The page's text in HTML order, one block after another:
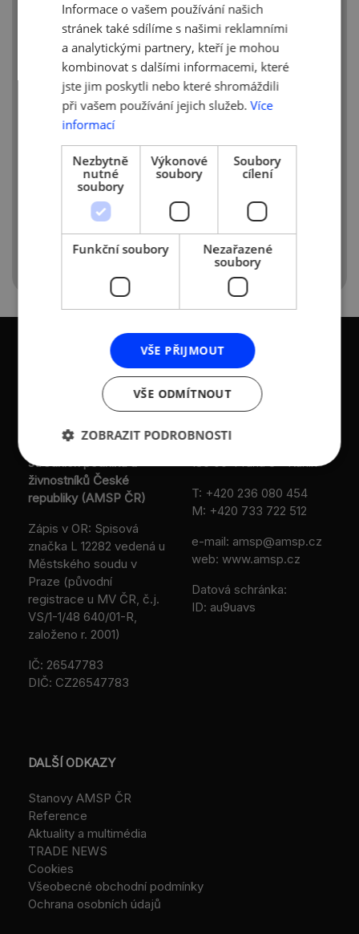
O hrazení testů na koronavirus bude vláda
jednat v pondělí 24. 5. 2021. Zvažuje dva
PCR testy hrazené z veřejného
zdravotního pojištění měsíčně a v červnu
ještě čtyři antigenní testy. V současné
době má každý nárok na antigenní test
jednou za tři dny.
Lidé mladší 40 let, kteří se až na vybrané
skupiny zatím ještě nemohou nechat
očkovat, a budou chtít jít třeba
ke kadeřníkovi nebo na koncert, si tak
budou muset testy zřejmě hradit sami.
Asociace malých a
středních podniků a
živnostníků České
republiky (AMSP ČR)
Zápis v OR: Spisová
značka L 12282 vedená u
Městského soudu v
Praze (původní
registrace u MV ČR, č.j.
VS/1-1/48 640/01-R,
založeno r. 2001)
IČ: 26547783
DIČ: CZ26547783
Sokolovská 100/94
T: +420 236 080 454
M: +420 733 722 512
e-mail: amsp@amsp.cz
web: www.amsp.cz
Datová schránka:
ID: au9uavs
DALŠÍ ODKAZY
Stanovy AMSP ČR
Reference
Aktuality a multimédia
TRADE NEWS
Cookies
Všeobecné obchodní podmínky
Ochrana osobních údajů
Informace o vašem používání našich
stránek také sdílíme s našimi reklamními
a analytickými partnery, kteří je mohou
kombinovat s dalšími informacemi, které
jste jim poskytli nebo které shromáždili
při vašem používání jejich služeb. Více
informací
Nezbytně
nutné
soubory
Výkonové
soubory
Soubory
cílení
Funkční soubory
Nezařazené
soubory
VŠE PŘIJMOUT
VŠE ODMÍTNOUT
ZOBRAZIT PODROBNOSTI